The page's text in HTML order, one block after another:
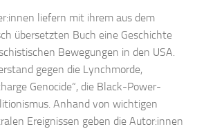
liefern mit ihrem aus dem
übersetzten Buch eine Geschichte
Bewegungen in den USA.
gegen die Lynchmorde,
Genocide“, die Black-Power-
Anhand von wichtigen
Ereignissen geben die Autor:innen